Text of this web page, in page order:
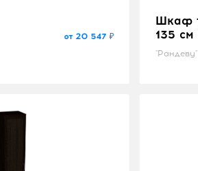
от 20 547 ₽
Шкаф
135 см
"Рандеву"